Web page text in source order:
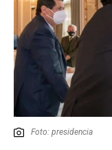
Foto: presidencia